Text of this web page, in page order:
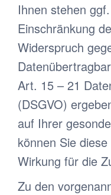
Ihnen stehen
Einschränkung
Widerspruch
Art. 15 – 21
(DSGVO)
auf Ihrer
können Sie
Wirkung für die
Zu den